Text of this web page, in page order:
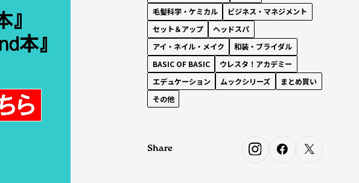
毛髪科学・ケミカル
ビジネス・マネジメント
セット＆アップ
ヘッドスパ
アイ・ネイル・メイク
和装・ブライダル
BASIC OF BASIC
ウレスタ！アカデミー
エデュケーション
ムックシリーズ
まとめ買い
その他
Share